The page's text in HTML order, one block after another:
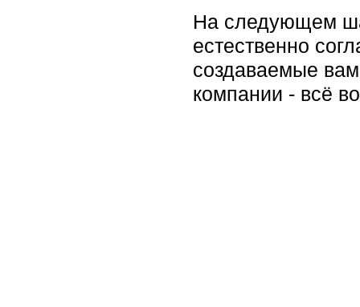
На следующем
естественно
создаваемые
компании - всё